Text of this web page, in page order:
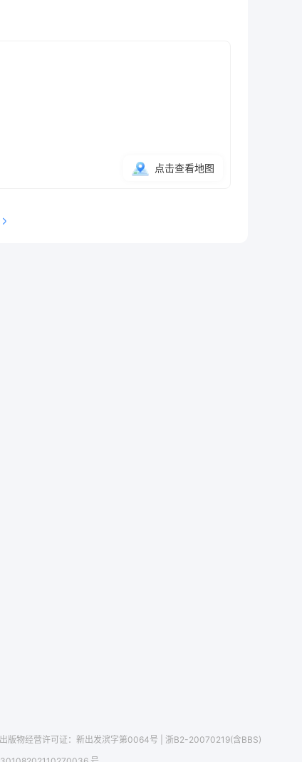
点击查看地图
版物经营许可证： 新出发滨字第0064号
浙B2-20070219(含BBS)